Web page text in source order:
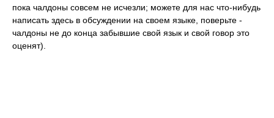
пока чалдоны совсем не исчезли; можете для нас что-нибудь
написать здесь в обсуждении на своем языке, поверьте -
чалдоны не до конца забывшие свой язык и свой говор это
оценят).